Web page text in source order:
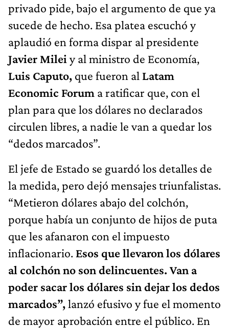
privado pide, bajo el argumento de que ya
sucede de hecho. Esa platea escuchó y
aplaudió en forma dispar al presidente
Javier Milei y al ministro de Economía,
Luis Caputo, que fueron al Latam
Economic Forum a ratificar que, con el
plan para que los dólares no declarados
circulen libres, a nadie le van a quedar los
“dedos marcados”.
El jefe de Estado se guardó los detalles de
la medida, pero dejó mensajes triunfalistas.
“Metieron dólares abajo del colchón,
porque había un conjunto de hijos de puta
que les afanaron con el impuesto
inflacionario. Esos que llevaron los dólares
al colchón no son delincuentes. Van a
poder sacar los dólares sin dejar los dedos
marcados”,lanzó efusivo y fue el momento
de mayor aprobación entre el público. En